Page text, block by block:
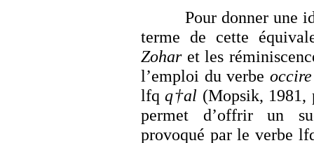
Pour donner une
terme de cette
Zoharet les
l’emploi du verbe occire
lfqq†al (Mopsik, 1981,
permet d’offrir un
provoqué par le verbe